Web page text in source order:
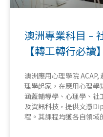
澳洲專業科目 –
【轉工轉行必讀】
澳洲應用心理學院
理學起家，在應用心理學
涵蓋輔導學、心理學、社
及資訊科技，提供文憑
程。其課程均獲各自領域